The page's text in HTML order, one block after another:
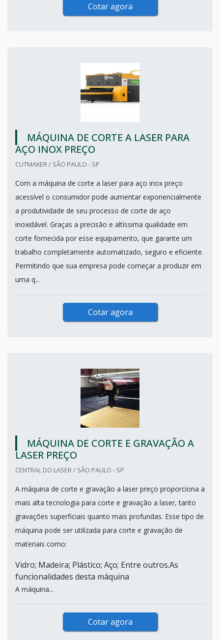
Cotar agora
MÁQUINA DE CORTE A LASER PARA
AÇO INOX PREÇO
CUTMAKER / SÃO PAULO - SP
Com a máquina de corte a laser para aço inox preço
acessível o consumidor pode aumentar exponencialmente
a produtividade de seu processo de corte de aço
inoxidável. Graças a precisão e altíssima qualidade em
corte fornecida por esse equipamento, que garante um
trabalho completamente automatizado, seguro e eficiente.
Permitindo que sua empresa pode começar a produzir em
uma q...
Cotar agora
MÁQUINA DE CORTE E GRAVAÇÃO A
LASER PREÇO
CENTRAL DO LASER / SÃO PAULO - SP
A máquina de corte e gravação a laser preço proporciona a
mais alta tecnologia para corte e gravação a laser, tanto
gravações superficiais quanto mais profundas. Esse tipo de
máquina pode ser utilizada para corte e gravação de
materiais como:
Vidro; Madeira; Plástico; Aço; Entre outros.As
funcionalidades desta máquina
A máquina...
Cotar agora